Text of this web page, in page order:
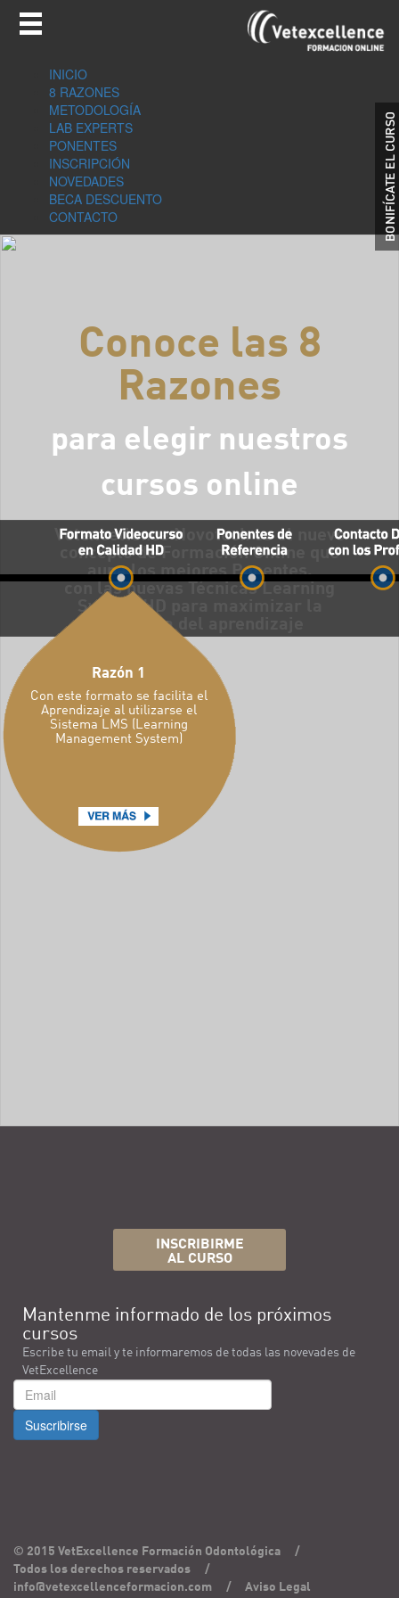
INICIO
8 RAZONES
METODOLOGÍA
LAB EXPERTS
PONENTES
INSCRIPCIÓN
NOVEDADES
BECA DESCUENTO
CONTACTO
Razón 1
Con este formato se facilita el
Aprendizaje al utilizarse el
Sistema LMS (Learning
Management System)
Conoce las 8
Razones
para elegir nuestros
cursos online
Vetexcellence Novotech es el nuevo
concepto de Formación Online que
auna los mejores Ponentes,
con las nuevas Técnicas Learning
System HD para maximizar la
eficiencia del aprendizaje
INSCRIBIRME
AL CURSO
Mantenme informado de los próximos
cursos
Escribe tu email y te informaremos de todas las novevades de
VetExcellence
Suscribirse
© 2015 VetExcellence Formación Odontológica
/
Todos los derechos reservados
/
info@vetexcellenceformacion.com
/ Aviso Legal